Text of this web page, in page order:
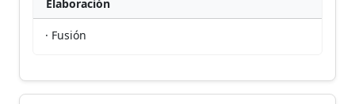
Elaboración
· Fusión